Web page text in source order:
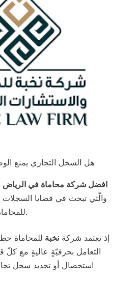
هل السجل التجاري يمنع
افضل شركة محاماة في الرياض
والّتي تبحث في قضايا السجلات
للمحاماة والاستشارات القانونيّة.
إذ تعتمد شركة نخبة للمحاماة
التعامل بحرفيّةٍ عاليةٍ مع كلّ
استحصال أو تجديد سجل